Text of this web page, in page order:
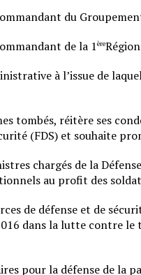
du
de la 1ère
à l’issue de
tombés, réitère ses
(FDS) et souhaite
chargés de la
au profit des
de défense et de
dans la lutte contre
pour la défense de la